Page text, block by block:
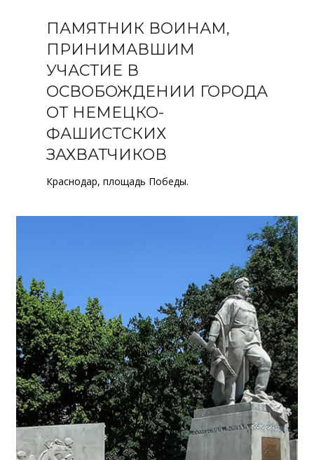
ПАМЯТНИК ВОИНАМ,
ПРИНИМАВШИМ
УЧАСТИЕ В
ОСВОБОЖДЕНИИ ГОРОДА
ОТ НЕМЕЦКО-
ФАШИСТСКИХ
ЗАХВАТЧИКОВ
Краснодар, площадь Победы.